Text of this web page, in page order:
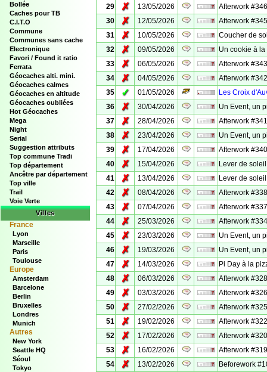
Bollée
Caches pour TB
C.I.T.O
Commune
Communes sans cache
Electronique
Favori / Found it ratio
Ferrata
Géocaches alti. mini.
Géocaches calmes
Géocaches en altitude
Géocaches oubliées
Hot Géocaches
Mega
Night
Serial
Suggestion attributs
Top commune Tradi
Top département
Ancêtre par département
Top ville
Trail
Voie Verte
Villes
France
Lyon
Marseille
Paris
Toulouse
Europe
Amsterdam
Barcelone
Berlin
Bruxelles
Londres
Munich
Autres
New York
Seattle HQ
Séoul
Tokyo
29
✗ 13/05/2026
Afterwork
30
✗ 12/05/2026
Afterwork
31
✗ 10/05/2026
Coucher de
32
✗ 09/05/2026
Un cookie à
33
✗ 06/05/2026
Afterwork
34
✗ 04/05/2026
Afterwork
35
✓ 01/05/2026
Les Croix
36
✗ 30/04/2026
Un Event, un
37
✗ 28/04/2026
Afterwork
38
✗ 23/04/2026
Un Event, un
39
✗ 17/04/2026
Afterwork
40
✗ 15/04/2026
Lever de
41
✗ 13/04/2026
Lever de
42
✗ 08/04/2026
Afterwork
43
✗ 07/04/2026
Afterwork
44
✗ 25/03/2026
Afterwork
45
✗ 23/03/2026
Un Event, un
46
✗ 19/03/2026
Un Event, un
47
✗ 14/03/2026
Pi Day à la
48
✗ 06/03/2026
Afterwork
49
✗ 03/03/2026
Afterwork
50
✗ 27/02/2026
Afterwork
51
✗ 19/02/2026
Afterwork
52
✗ 17/02/2026
Afterwork
53
✗ 16/02/2026
Afterwork
54
✗ 13/02/2026
Beforework